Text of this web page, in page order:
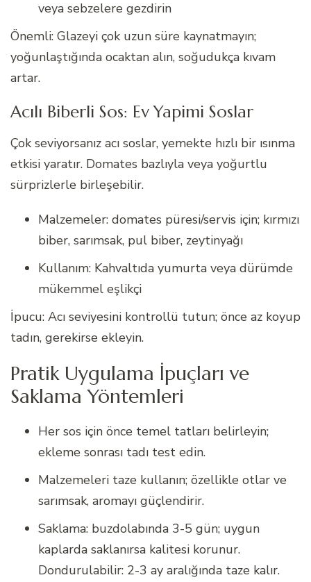
veya sebzelere gezdirin
Önemli: Glazeyi çok uzun süre kaynatmayın;
yoğunlaştığında ocaktan alın, soğudukça kıvam
artar.
Acılı Biberli Sos: Ev Yapimi Soslar
Çok seviyorsanız acı soslar, yemekte hızlı bir ısınma
etkisi yaratır. Domates bazlıyla veya yoğurtlu
sürprizlerle birleşebilir.
Malzemeler: domates püresi/servis için; kırmızı
biber, sarımsak, pul biber, zeytinyağı
Kullanım: Kahvaltıda yumurta veya dürümde
mükemmel eşlikçi
İpucu: Acı seviyesini kontrollü tutun; önce az koyup
tadın, gerekirse ekleyin.
Pratik Uygulama İpuçları ve
Saklama Yöntemleri
Her sos için önce temel tatları belirleyin;
ekleme sonrası tadı test edin.
Malzemeleri taze kullanın; özellikle otlar ve
sarımsak, aromayı güçlendirir.
Saklama: buzdolabında 3-5 gün; uygun
kaplarda saklanırsa kalitesi korunur.
Dondurulabilir: 2-3 ay aralığında taze kalır.